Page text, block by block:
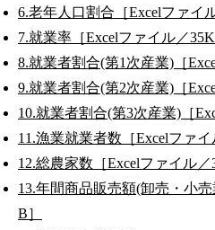
6.老年人口割合［Excelファイ
7.就業率［Excelファイル／
8.就業者割合(第1次産業)［
9.就業者割合(第2次産業)［
10.就業者割合(第3次産業)［
11.漁業就業者数［Excelファイ
12.総農家数［Excelファイル／
13.年間商品販売額(卸売・小
B］